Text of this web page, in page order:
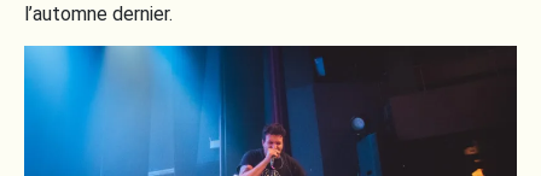
l’automne dernier.